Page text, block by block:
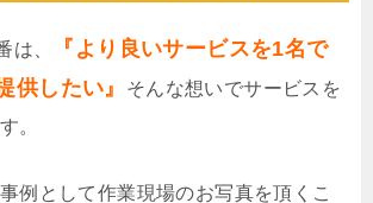
は、
『より良いサービスを1名で
供したい』
そんな想いでサービスを
。
例として作業現場のお写真を頂くこ